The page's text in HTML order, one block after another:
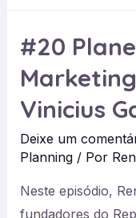
diferenciação
de
com
João
Cortinhas,
do
Swonkie
#20
Vinicius
Deixe um
Planning/ Por
Neste episódio,
fundadores do